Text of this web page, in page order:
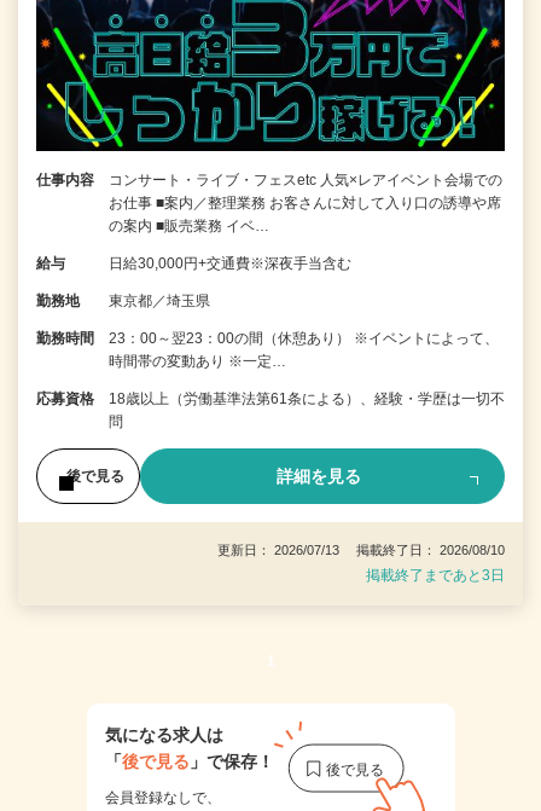
仕事内容
コンサート・ライブ・フェスetc 人気×レアイベント会場での
お仕事 ■案内／整理業務 お客さんに対して入り口の誘導や席
の案内 ■販売業務 イベ…
給与 日給30,000円+交通費※深夜手当含む
勤務地 東京都／埼玉県
勤務時間
23：00～翌23：00の間（休憩あり） ※イベントによって、
時間帯の変動あり ※一定…
応募資格
18歳以上（労働基準法第61条による）、経験・学歴は一切不
問
後で見る 詳細を見る
更新日： 2026/07/13 掲載終了日： 2026/08/10
掲載終了まであと3日
1
気になる求人は
「後で見る 」で保存！
会員登録なしで、